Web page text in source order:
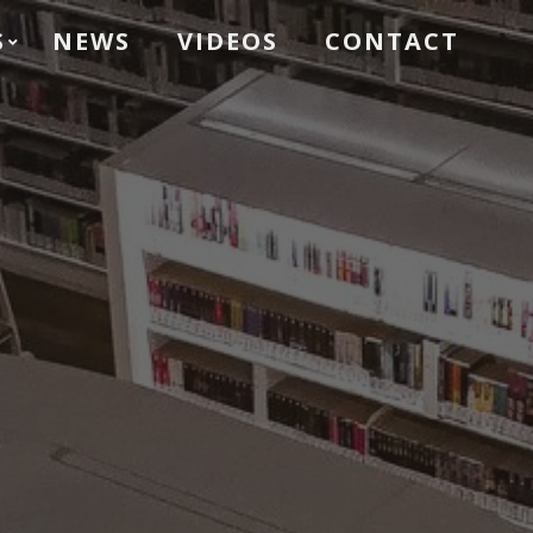
NEWS VIDEOS CONTACT